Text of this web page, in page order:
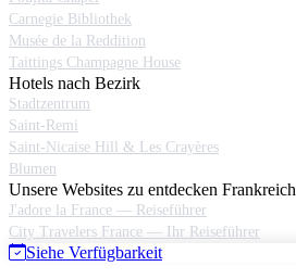
Carnegie Bibliothek
Musée de la Reddition
Taittings Champagne House
Hotels nach Bezirk
Stadtzentrum
Saint-Remi
Saint-Nicaise Hill & Les Crayères
Blumen
Unsere Websites zu entdecken Frankreich
J'adore la France — Reiseführer
City Travelers France — Ihr Reiseführer
Siehe Verfügbarkeit